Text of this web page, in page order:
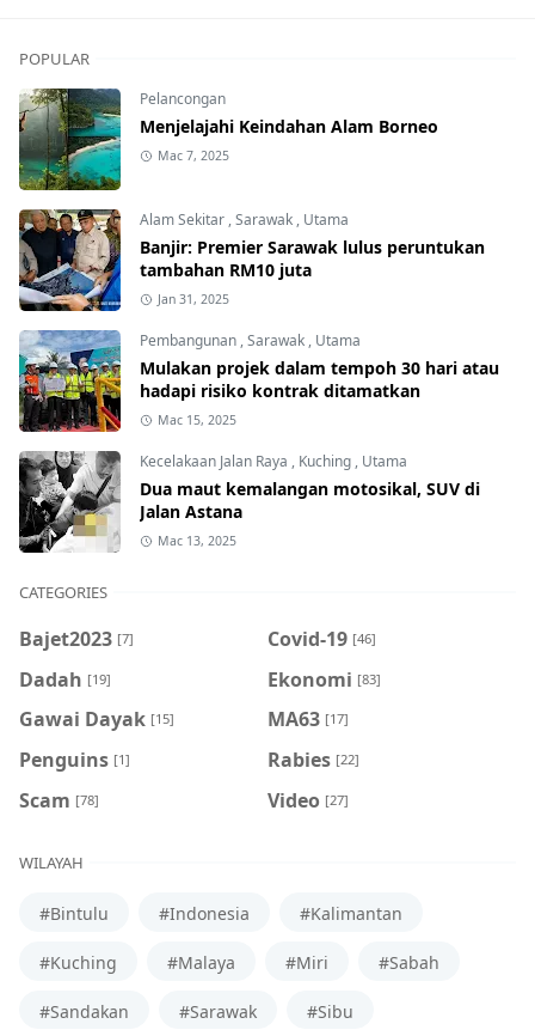
POPULAR
Pelancongan
Menjelajahi Keindahan Alam Borneo
Mac 7, 2025
Alam Sekitar ,Sarawak , Utama
Banjir: Premier Sarawak lulus peruntukan
tambahan RM10 juta
Jan 31, 2025
Pembangunan ,Sarawak , Utama
Mulakan projek dalam tempoh 30 hari atau
hadapi risiko kontrak ditamatkan
Mac 15, 2025
Kecelakaan Jalan Raya , Kuching , Utama
Dua maut kemalangan motosikal, SUV di
Jalan Astana
Mac 13, 2025
CATEGORIES
Bajet2023 [7] Covid-19 [46]
Dadah [19] Ekonomi [83]
Gawai Dayak [15] MA63 [17]
Penguins [1] Rabies [22]
Scam [78] Video [27]
WILAYAH
#Bintulu #Indonesia #Kalimantan
#Kuching #Malaya #Miri #Sabah
#Sandakan #Sarawak #Sibu